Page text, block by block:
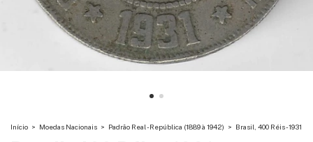
Início > Moedas Nacionais > Padrão Real - República (1889 à 1942) > Brasil, 400 Réis - 1931